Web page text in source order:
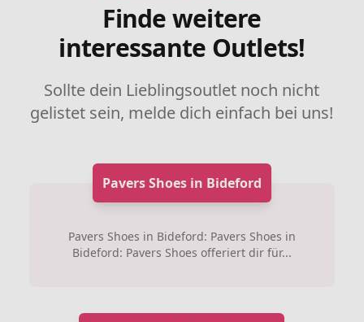
Finde weitere
interessante Outlets!
Sollte dein Lieblingsoutlet noch nicht
gelistet sein, melde dich einfach bei uns!
Pavers Shoes in Bideford
Pavers Shoes in Bideford: Pavers Shoes in
Bideford: Pavers Shoes offeriert dir für...